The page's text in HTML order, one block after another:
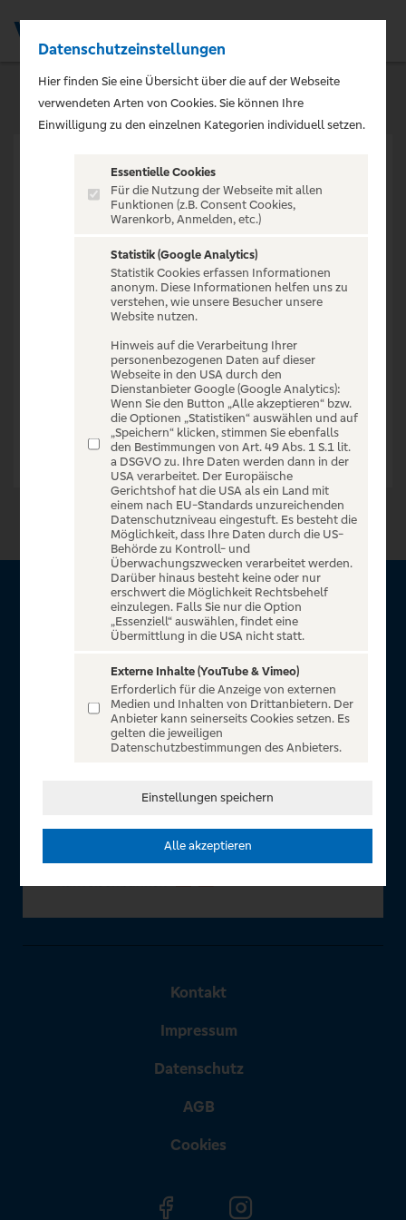
VERANSTALTUNG NICHT
GEFUNDEN
Zur Startseite
Über VR Entertain
für alle Kunden der Volksbanken Raiffeisenbanken. Auf
unserem einzigartigen Portal finden Sie Tickets für
atemberaubende Konzerte, Musicals und Shows, die
Fußball-Bundesliga sowie die Champions League und die
In Zusammenarbeit mit
Kontakt
Impressum
Datenschutz
AGB
Cookies
Datenschutzeinstellungen
Hier finden Sie eine Übersicht über die auf der Webseite
verwendeten Arten von Cookies. Sie können Ihre
Einwilligung zu den einzelnen Kategorien individuell setzen.
Essentielle Cookies
Für die Nutzung der Webseite mit allen
Funktionen (z.B. Consent Cookies,
Warenkorb, Anmelden, etc.)
Statistik (Google Analytics)
Statistik Cookies erfassen Informationen
anonym. Diese Informationen helfen uns zu
verstehen, wie unsere Besucher unsere
Website nutzen.
Hinweis auf die Verarbeitung Ihrer
personenbezogenen Daten auf dieser
Webseite in den USA durch den
Dienstanbieter Google (Google Analytics):
Wenn Sie den Button „Alle akzeptieren“ bzw.
die Optionen „Statistiken“ auswählen und auf
„Speichern“ klicken, stimmen Sie ebenfalls
den Bestimmungen von Art. 49 Abs. 1 S.1 lit.
a DSGVO zu. Ihre Daten werden dann in der
USA verarbeitet. Der Europäische
Gerichtshof hat die USA als ein Land mit
einem nach EU-Standards unzureichenden
Datenschutzniveau eingestuft. Es besteht die
Möglichkeit, dass Ihre Daten durch die US-
Behörde zu Kontroll- und
Überwachungszwecken verarbeitet werden.
Darüber hinaus besteht keine oder nur
erschwert die Möglichkeit Rechtsbehelf
einzulegen. Falls Sie nur die Option
„Essenziell“ auswählen, findet eine
Übermittlung in die USA nicht statt.
Externe Inhalte (YouTube & Vimeo)
Erforderlich für die Anzeige von externen
Medien und Inhalten von Drittanbietern. Der
Anbieter kann seinerseits Cookies setzen. Es
gelten die jeweiligen
Datenschutzbestimmungen des Anbieters.
Einstellungen speichern
Alle akzeptieren